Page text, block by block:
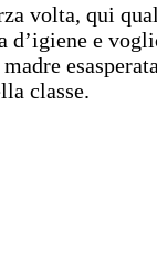
volta, qui
d’igiene e
classe.